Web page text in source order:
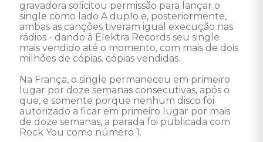
gravadora solicitou permissão para lançar o
single como lado A duplo e, posteriormente,
ambas as canções tiveram igual execução nas
rádios - dando à Elektra Records seu single
mais vendido até o momento, com mais de dois
milhões de cópias. cópias vendidas.
Na França, o single permaneceu em primeiro
lugar por doze semanas consecutivas, após o
que, e somente porque nenhum disco foi
autorizado a ficar em primeiro lugar por mais
de doze semanas, a parada foi publicada com
Rock You como número 1.